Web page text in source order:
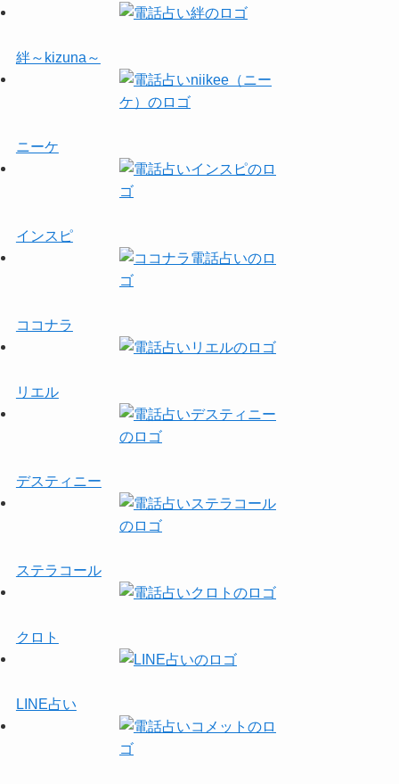
絆～kizuna～
ニーケ
インスピ
ココナラ
リエル
デスティニー
ステラコール
クロト
LINE占い